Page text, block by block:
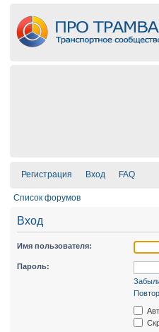
Регистрация Вход FAQ
Список форумов
Вход
Имя пользователя:
Пароль: